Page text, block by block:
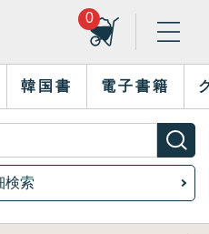
0
韓国書 電子書籍
検索